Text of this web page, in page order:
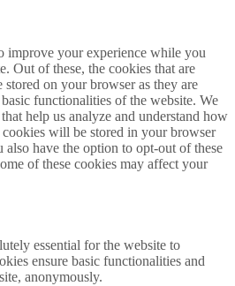
improve your experience while you
Out of these, the cookies that are
stored on your browser as they are
functionalities of the website. We
help us analyze and understand how
will be stored in your browser
have the option to opt-out of these
of these cookies may affect your
essential for the website to
ensure basic functionalities and
anonymously.